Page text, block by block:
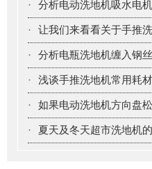
· 分析电动洗地机吸水电
· 让我们来看看关于手推
· 分析电瓶洗地机缠入钢
· 浅谈手推洗地机常用耗
· 如果电动洗地机方向盘
· 夏天及冬天超市洗地机